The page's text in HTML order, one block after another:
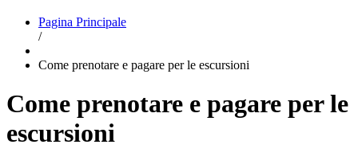
Pagina Principale
/
Come prenotare e pagare per le escursioni
Come prenotare e pagare per le
escursioni